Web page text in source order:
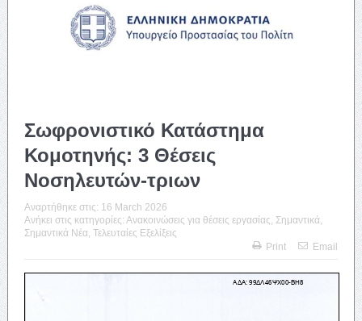
Σωφρονιστικό Κατάστημα
Κομοτηνής: 3 Θέσεις
Νοσηλευτών-τριων
Αναρτήθηκε στις: 16 March 2026
Ανήκει στις κατηγορίες: Ανακοινώσεις για θέσεις εργασίας Σημαντικά
Σημαντικά Νέα Τελευταίες Εξελίξεις
Print
Email